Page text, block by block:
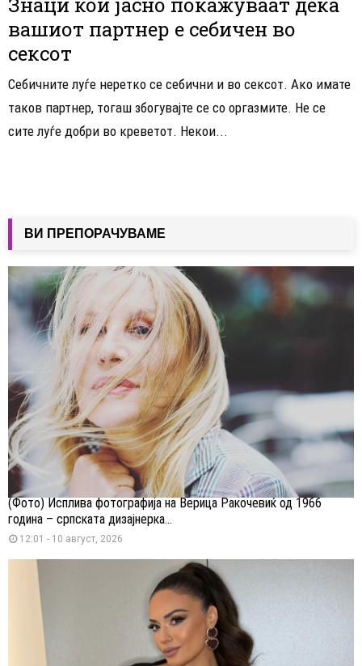
вашиот партнер е себичен во
сексот
Себичните луѓе неретко се себични и во сексот. Ако имате
таков партнер, тогаш збогувајте се со оргазмите. Не се
сите луѓе добри во креветот. Некои...
ВИ ПРЕПОРАЧУВАМЕ
(Фото) Исплива фотографија на Верица Ракочевиќ од 1966
година – српската дизајнерка...
12:01 - 10 август, 2026